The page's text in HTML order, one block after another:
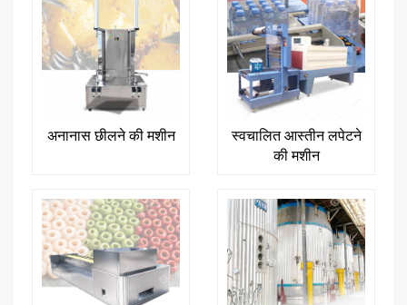
अनानास छीलने की मशीन
स्वचालित आस्तीन लपेटने
की मशीन